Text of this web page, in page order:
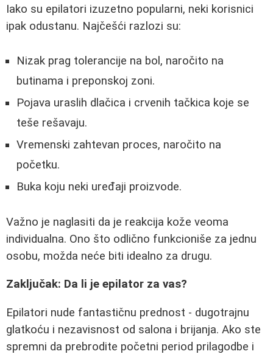
Iako su epilatori izuzetno popularni, neki korisnici
ipak odustanu. Najčešći razlozi su:
Nizak prag tolerancije na bol, naročito na
butinama i preponskoj zoni.
Pojava uraslih dlačica i crvenih tačkica koje se
teše rešavaju.
Vremenski zahtevan proces, naročito na
početku.
Buka koju neki uređaji proizvode.
Važno je naglasiti da je reakcija kože veoma
individualna. Ono što odlično funkcioniše za jednu
osobu, možda neće biti idealno za drugu.
Zaključak: Da li je epilator za vas?
Epilatori nude fantastičnu prednost - dugotrajnu
glatkoću i nezavisnost od salona i brijanja. Ako ste
spremni da prebrodite početni period prilagodbe i